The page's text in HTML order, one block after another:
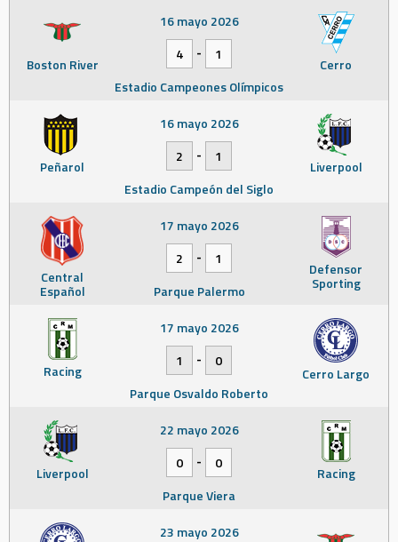
Boston River Cerro
16 mayo 2026
4
-
1
Estadio Campeones Olímpicos
Peñarol Liverpool
16 mayo 2026
2
-
1
Estadio Campeón del Siglo
Central
Español
Defensor
Sporting
17 mayo 2026
2
-
1
Parque Palermo
Racing Cerro Largo
17 mayo 2026
1
-
0
Parque Osvaldo Roberto
Liverpool Racing
22 mayo 2026
0
-
0
Parque Viera
23 mayo 2026